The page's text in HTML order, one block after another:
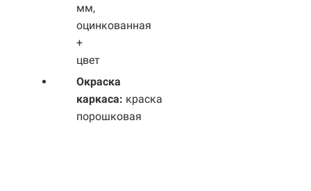
мм,
оцинкованная
+
цвет
Окраска
каркаса: краска
порошковая